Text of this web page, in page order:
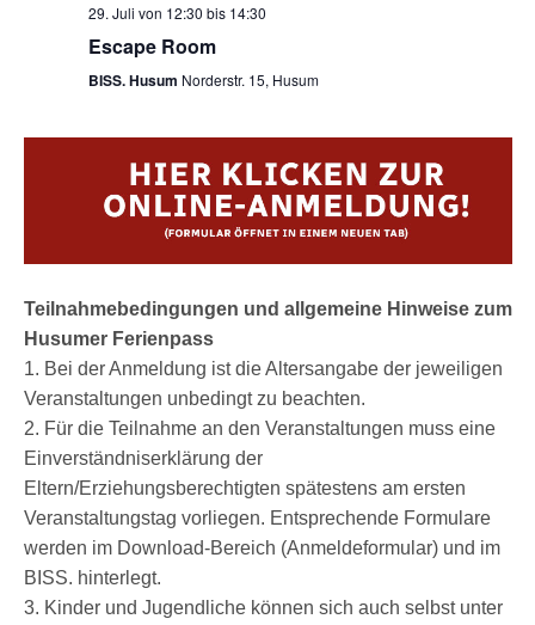
29. Juli von 12:30 bis 14:30
Escape Room
BISS. Husum Norderstr. 15, Husum
Teilnahmebedingungen und allgemeine Hinweise zum
Husumer Ferienpass
1. Bei der Anmeldung ist die Altersangabe der jeweiligen
Veranstaltungen unbedingt zu beachten.
2. Für die Teilnahme an den Veranstaltungen muss eine
Einverständniserklärung der
Eltern/Erziehungsberechtigten spätestens am ersten
Veranstaltungstag vorliegen. Entsprechende Formulare
werden im Download-Bereich (Anmeldeformular) und im
BISS. hinterlegt.
3. Kinder und Jugendliche können sich auch selbst unter